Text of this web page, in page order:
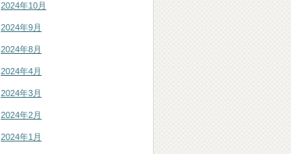
2024年10月
2024年9月
2024年8月
2024年4月
2024年3月
2024年2月
2024年1月